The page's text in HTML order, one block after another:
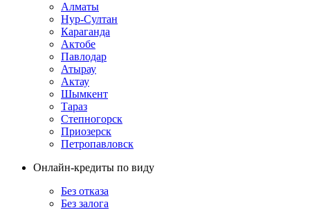
Алматы
Нур-Султан
Караганда
Актобе
Павлодар
Атырау
Актау
Шымкент
Тараз
Степногорск
Приозерск
Петропавловск
Онлайн-кредиты по виду
Без отказа
Без залога